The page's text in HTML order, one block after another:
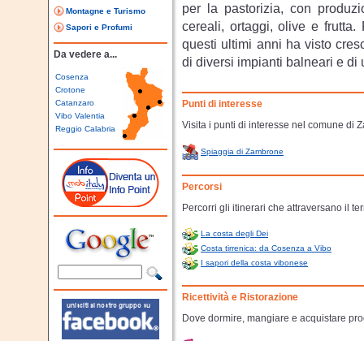
Montagne e Turismo
Sapori e Profumi
Da vedere a...
Cosenza
Crotone
Catanzaro
Vibo Valentia
Reggio Calabria
per la pastorizia, con
cereali, ortaggi, olive e frutta.
questi ultimi anni ha visto
di diversi impianti balneari e di
Punti di interesse
Visita i punti di interesse nel comune di
Spiaggia di Zambrone
Percorsi
Percorri gli itinerari che attraversano il
La costa degli Dei
Costa tirrenica: da Cosenza a Vibo
I sapori della costa vibonese
Ricettività e Ristorazione
Dove dormire, mangiare e acquistare